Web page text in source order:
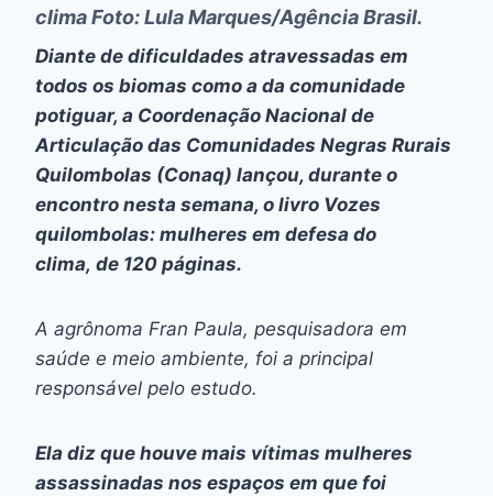
climaFoto: Lula Marques/Agência Brasil.
Diante de dificuldades atravessadas em
todos os biomas como a da comunidade
potiguar, a Coordenação Nacional de
Articulação das Comunidades Negras Rurais
Quilombolas (Conaq) lançou, durante o
encontro nesta semana, o livro Vozes
quilombolas: mulheres em defesa do
clima, de 120 páginas.
A agrônoma Fran Paula, pesquisadora em
saúde e meio ambiente, foi a principal
responsável pelo estudo.
Ela diz que houve mais vítimas mulheres
assassinadas nos espaços em que foi